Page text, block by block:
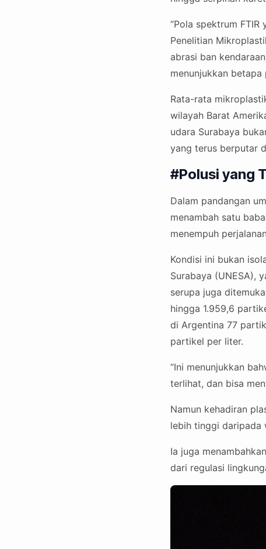
“Pola spektrum
Penelitian
abrasi ban
menunjukkan betapa
Rata-rata
wilayah Barat
udara Surabaya
yang terus berputar
#Polusi yang
Dalam pandangan
menambah satu
menempuh
Kondisi ini bukan
Surabaya (UNESA),
serupa juga
hingga 1.959,6
di Argentina 77
partikel per liter.
“Ini menunjukkan
terlihat, dan bisa
Namun kehadiran
lebih tinggi daripada
Ia juga
dari regulasi